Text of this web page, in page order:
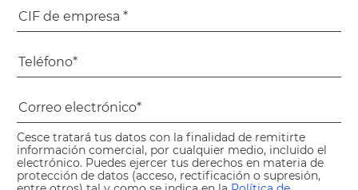
Cesce tratará tus datos con la finalidad de remitirte
información comercial, por cualquier medio, incluido el
electrónico. Puedes ejercer tus derechos en materia de
protección de datos (acceso, rectificación o supresión,